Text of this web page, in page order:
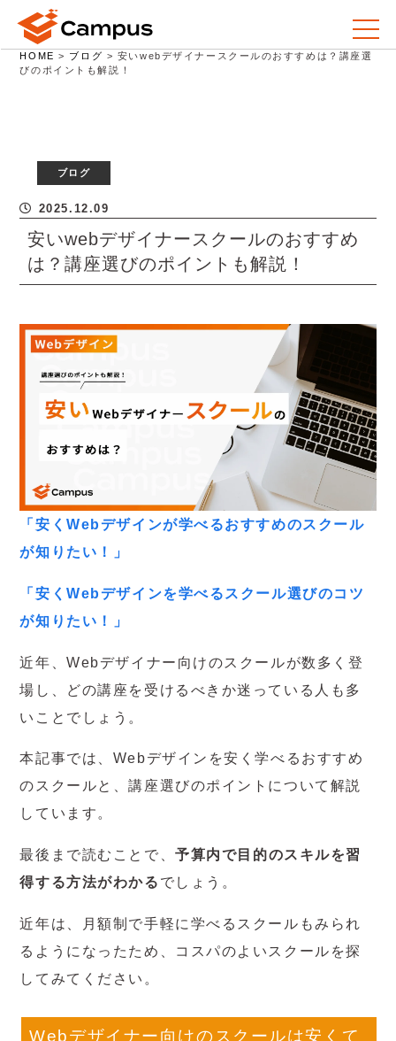
HOME > ブログ > 安いwebデザイナースクールのおすすめは？講座選
びのポイントも解説！
ブログ
2025.12.09
安いwebデザイナースクールのおすすめ
は？講座選びのポイントも解説！
「安くWebデザインが学べるおすすめのスクール
が知りたい！」
「安くWebデザインを学べるスクール選びのコツ
が知りたい！」
近年、Webデザイナー向けのスクールが数多く登
場し、どの講座を受けるべきか迷っている人も多
いことでしょう。
本記事では、Webデザインを安く学べるおすすめ
のスクールと、講座選びのポイントについて解説
しています。
最後まで読むことで、予算内で目的のスキルを習
得する方法がわかる でしょう。
近年は、月額制で手軽に学べるスクールもみられ
るようになったため、コスパのよいスクールを探
してみてください。
Webデザイナー向けのスクールは安くて